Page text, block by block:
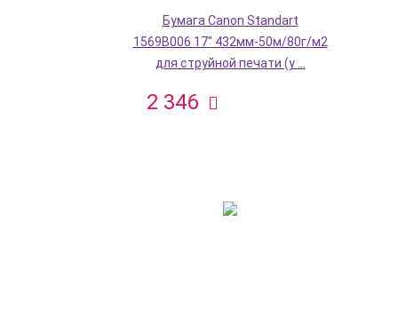
Бумага Canon Standart
1569B006 17" 432мм-50м/80г/м2
для струйной печати (у ...
2 346